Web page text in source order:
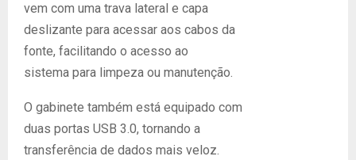
vem com uma trava lateral e capa
deslizante para acessar aos cabos da
fonte, facilitando o acesso ao
sistema para limpeza ou manutenção.
O gabinete também está equipado com
duas portas USB 3.0, tornando a
transferência de dados mais veloz.